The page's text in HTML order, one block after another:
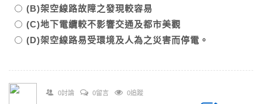
(B)架空線路故障之發現較容易
(C)地下電纜較不影響交通及都市美觀
(D)架空線路易受環境及人為之災害而停電。
0討論 0留言 0追蹤